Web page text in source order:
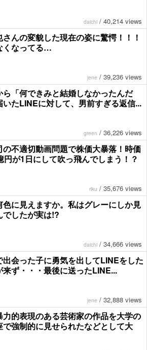
daichi / 40,214 views
さんの変貌した現在の姿に驚愕！！！
くなってる…
jene / 39,236 views
ら「何できみと結婚しなかったんだ
いたLINEに対して、男前すぎる返信...
green / 36,226 views
の不適切動画問題で株価大暴落！時価
円が1日にして吹っ飛んでしまう！？
riku / 35,676 views
色に見えますか。私はグレーにしか見
でしたが実は!?
daichi / 34,666 views
出会った子に勇気を出してLINEをした
来ず・・・最後に送ったLINE...
jene / 32,888 views
力的表現のある芸術家の作品を大学の
で強制的に見せられたなどとして大